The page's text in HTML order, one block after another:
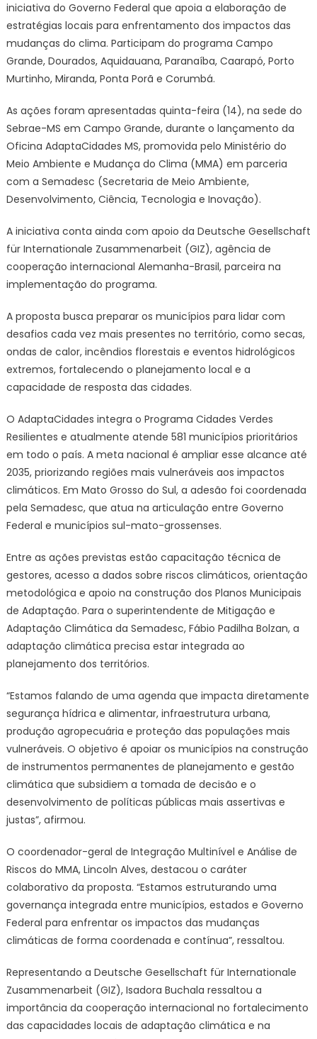
fortalece
enfrentar
–
Agência
de
do
Grosso
Sul
iniciativa do Governo Federal que apoia a elaboração de
estratégias locais para enfrentamento dos impactos das
mudanças do clima. Participam do programa Campo
Grande, Dourados, Aquidauana, Paranaíba, Caarapó, Porto
Murtinho, Miranda, Ponta Porã e Corumbá.
As ações foram apresentadas quinta-feira (14), na sede do
Sebrae-MS em Campo Grande, durante o lançamento da
Oficina AdaptaCidades MS, promovida pelo Ministério do
Meio Ambiente e Mudança do Clima (MMA) em parceria
com a Semadesc (Secretaria de Meio Ambiente,
Desenvolvimento, Ciência, Tecnologia e Inovação).
A iniciativa conta ainda com apoio da Deutsche Gesellschaft
für Internationale Zusammenarbeit (GIZ), agência de
cooperação internacional Alemanha-Brasil, parceira na
implementação do programa.
A proposta busca preparar os municípios para lidar com
desafios cada vez mais presentes no território, como secas,
ondas de calor, incêndios florestais e eventos hidrológicos
extremos, fortalecendo o planejamento local e a
capacidade de resposta das cidades.
O AdaptaCidades integra o Programa Cidades Verdes
Resilientes e atualmente atende 581 municípios prioritários
em todo o país. A meta nacional é ampliar esse alcance até
2035, priorizando regiões mais vulneráveis aos impactos
climáticos. Em Mato Grosso do Sul, a adesão foi coordenada
pela Semadesc, que atua na articulação entre Governo
Federal e municípios sul-mato-grossenses.
Entre as ações previstas estão capacitação técnica de
gestores, acesso a dados sobre riscos climáticos, orientação
metodológica e apoio na construção dos Planos Municipais
de Adaptação. Para o superintendente de Mitigação e
Adaptação Climática da Semadesc, Fábio Padilha Bolzan, a
adaptação climática precisa estar integrada ao
planejamento dos territórios.
“Estamos falando de uma agenda que impacta diretamente
segurança hídrica e alimentar, infraestrutura urbana,
produção agropecuária e proteção das populações mais
vulneráveis. O objetivo é apoiar os municípios na construção
de instrumentos permanentes de planejamento e gestão
climática que subsidiem a tomada de decisão e o
desenvolvimento de políticas públicas mais assertivas e
justas”, afirmou.
O coordenador-geral de Integração Multinível e Análise de
Riscos do MMA, Lincoln Alves, destacou o caráter
colaborativo da proposta. “Estamos estruturando uma
governança integrada entre municípios, estados e Governo
Federal para enfrentar os impactos das mudanças
climáticas de forma coordenada e contínua”, ressaltou.
Representando a Deutsche Gesellschaft für Internationale
Zusammenarbeit (GIZ), Isadora Buchala ressaltou a
importância da cooperação internacional no fortalecimento
das capacidades locais de adaptação climática e na